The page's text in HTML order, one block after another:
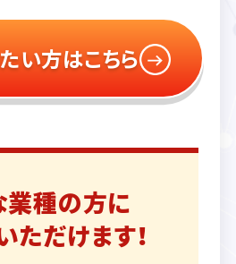
い方はこちら
業種の方に
ただけます！